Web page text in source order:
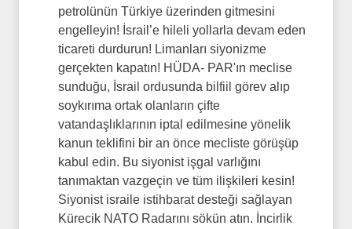
petrolünün Türkiye üzerinden gitmesini
engelleyin! İsrail’e hileli yollarla devam eden
ticareti durdurun! Limanları siyonizme
gerçekten kapatın! HÜDA- PAR'ın meclise
sunduğu, İsrail ordusunda bilfiil görev alıp
soykırıma ortak olanların çifte
vatandaşlıklarının iptal edilmesine yönelik
kanun teklifini bir an önce mecliste görüşüp
kabul edin. Bu siyonist işgal varlığını
tanımaktan vazgeçin ve tüm ilişkileri kesin!
Siyonist israile istihbarat desteği sağlayan
Kürecik NATO Radarını sökün atın. İncirlik